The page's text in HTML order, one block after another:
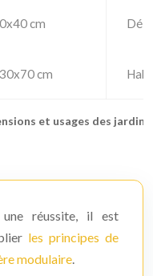
et usages des
cm
cm
réussite, il est
les principes de
modulaire.